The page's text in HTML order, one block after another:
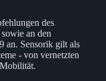
des
an den
an. Sensorik gilt als
- von vernetzten